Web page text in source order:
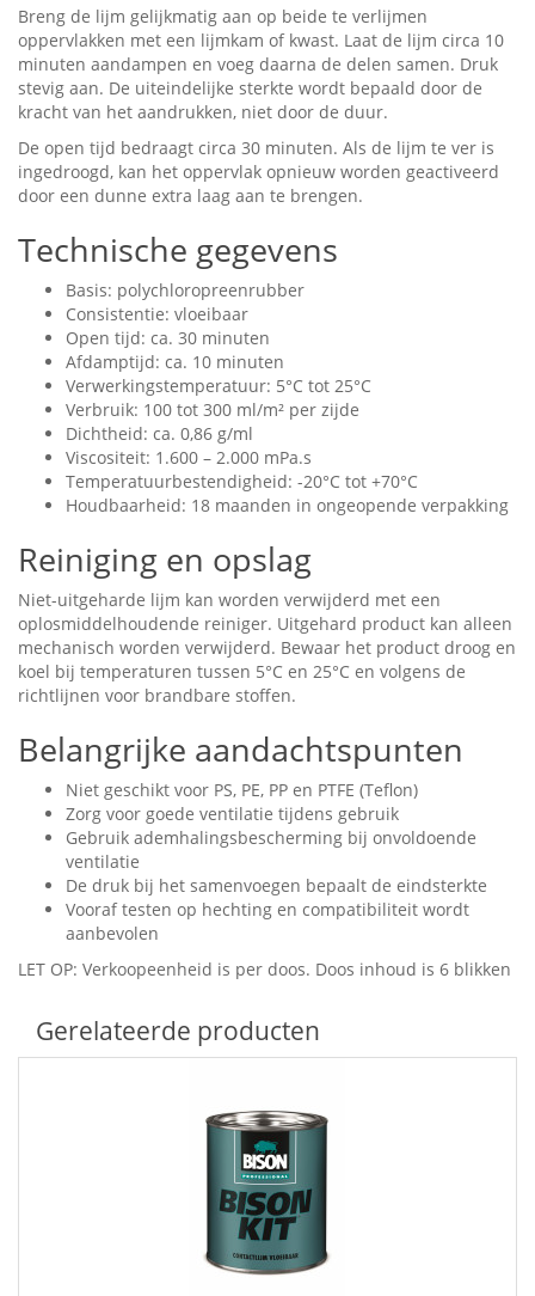
Breng de lijm gelijkmatig aan op beide te verlijmen
oppervlakken met een lijmkam of kwast. Laat de lijm circa 10
minuten aandampen en voeg daarna de delen samen. Druk
stevig aan. De uiteindelijke sterkte wordt bepaald door de
kracht van het aandrukken, niet door de duur.
De open tijd bedraagt circa 30 minuten. Als de lijm te ver is
ingedroogd, kan het oppervlak opnieuw worden geactiveerd
door een dunne extra laag aan te brengen.
Technische gegevens
Basis: polychloropreenrubber
Consistentie: vloeibaar
Open tijd: ca. 30 minuten
Afdamptijd: ca. 10 minuten
Verwerkingstemperatuur: 5°C tot 25°C
Verbruik: 100 tot 300 ml/m² per zijde
Dichtheid: ca. 0,86 g/ml
Viscositeit: 1.600 – 2.000 mPa.s
Temperatuurbestendigheid: -20°C tot +70°C
Houdbaarheid: 18 maanden in ongeopende verpakking
Reiniging en opslag
Niet-uitgeharde lijm kan worden verwijderd met een
oplosmiddelhoudende reiniger. Uitgehard product kan alleen
mechanisch worden verwijderd. Bewaar het product droog en
koel bij temperaturen tussen 5°C en 25°C en volgens de
richtlijnen voor brandbare stoffen.
Belangrijke aandachtspunten
Niet geschikt voor PS, PE, PP en PTFE (Teflon)
Zorg voor goede ventilatie tijdens gebruik
Gebruik ademhalingsbescherming bij onvoldoende
ventilatie
De druk bij het samenvoegen bepaalt de eindsterkte
Vooraf testen op hechting en compatibiliteit wordt
aanbevolen
LET OP: Verkoopeenheid is per doos. Doos inhoud is 6 blikken
Gerelateerde producten